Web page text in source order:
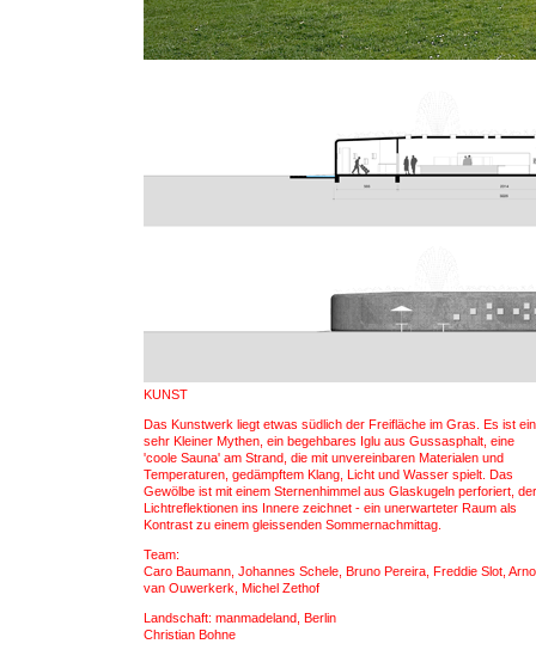
KUNST
Das Kunstwerk liegt etwas südlich der Freifläche im Gras. Es ist ein
sehr Kleiner Mythen, ein begehbares Iglu aus Gussasphalt, eine
'coole Sauna' am Strand, die mit unvereinbaren Materialen und
Temperaturen, gedämpftem Klang, Licht und Wasser spielt. Das
Gewölbe ist mit einem Sternenhimmel aus Glaskugeln perforiert, der
Lichtreflektionen ins Innere zeichnet - ein unerwarteter Raum als
Kontrast zu einem gleissenden Sommernachmittag.
Team:
Caro Baumann, Johannes Schele, Bruno Pereira, Freddie Slot,
van Ouwerkerk, Michel Zethof
Landschaft: manmadeland, Berlin
Christian Bohne